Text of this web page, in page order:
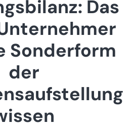
Das
Sonderform
der